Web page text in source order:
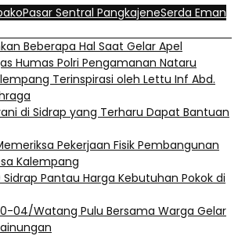
Pasar Sentral PangkajeneSerda Eman
Beberapa Hal Saat Gelar Apel
Humas Polri Pengamanan Nataru
Terinspirasi oleh Lettu Inf Abd.
di Sidrap yang Terharu Dapat Bantuan
Pekerjaan Fisik Pembangunan
Kalempang
Sidrap Pantau Harga Kebutuhan Pokok di
04/Watang Pulu Bersama Warga Gelar